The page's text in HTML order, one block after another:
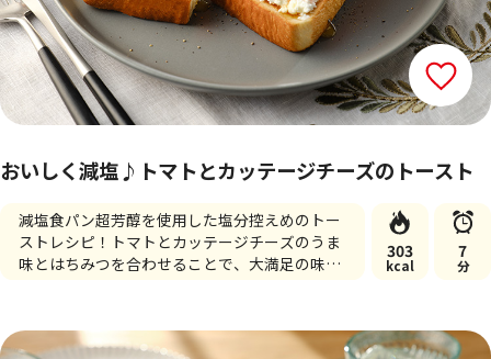
おいしく減塩♪トマトとカッテージチーズのトースト
減塩食パン超芳醇を使用した塩分控えめのトー
ストレシピ！トマトとカッテージチーズのうま
味とはちみつを合わせることで、大満足の味わ
303
kcal
7
分